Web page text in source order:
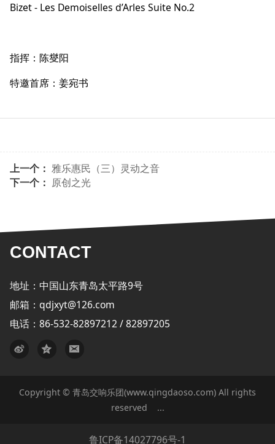
Bizet - Les Demoiselles d’Arles Suite No.2
指挥：陈燮阳
特邀首席：姜宛书
上一个： 雅乐惠民（三）灵动之音
下一个： 原创之光
CONTACT
地址：中国山东青岛太平路9号
邮箱：qdjxyt@126.com
电话：86-532-82897212 / 82897205
Copyright © 青岛交响乐团(www.qingdaoso.com) All rights
reserved ...
鲁ICP备14027796号-1